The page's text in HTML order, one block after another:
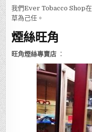
我們Ever Tobacco Shop
草為己任。
煙絲旺角
旺角煙絲專賣店 ：